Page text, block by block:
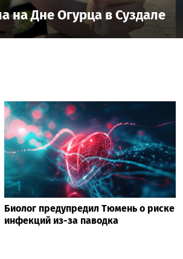
на Дне Огурца в Суздале
Биолог предупредил Тюмень о риске
инфекций из-за паводка